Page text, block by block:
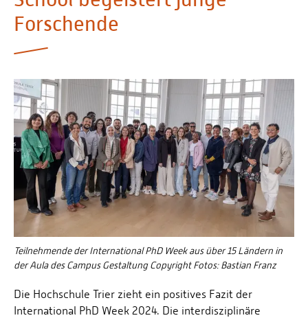
Personalvertretungen
Schwerbehindertenvertretungen
Personalentwicklung
Personensuche
Forschende
Teilnehmende der International PhD Week aus über 15 Ländern in
der Aula des Campus Gestaltung Copyright Fotos: Bastian Franz
Die Hochschule Trier zieht ein positives Fazit der
International PhD Week 2024. Die interdisziplinäre